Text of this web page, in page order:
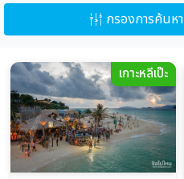
กรองการค้นหา
เกาะหลีเป๊ะ